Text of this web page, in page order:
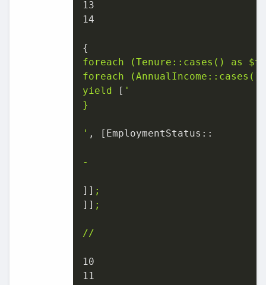
13
14
foreach
(Tenure::cases() as
$t)
foreach
(AnnualIncome::cases()
yield [ '
}
' , [ EmploymentStatus::
-
]] ;
]] ;
//
10
11